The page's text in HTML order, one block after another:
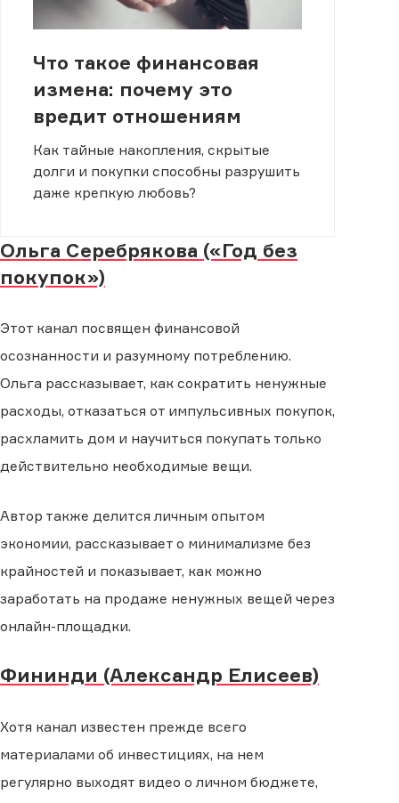
Что такое финансовая
измена: почему это
вредит отношениям
Как тайные накопления, скрытые
долги и покупки способны разрушить
даже крепкую любовь?
Ольга Серебрякова («Год без
покупок»)
Этот канал посвящен финансовой
осознанности и разумному потреблению.
Ольга рассказывает, как сократить ненужные
расходы, отказаться от импульсивных покупок,
расхламить дом и научиться покупать только
действительно необходимые вещи.
Автор также делится личным опытом
экономии, рассказывает о минимализме без
крайностей и показывает, как можно
заработать на продаже ненужных вещей через
онлайн-площадки.
Фининди (Александр Елисеев)
Хотя канал известен прежде всего
материалами об инвестициях, на нем
регулярно выходят видео о личном бюджете,